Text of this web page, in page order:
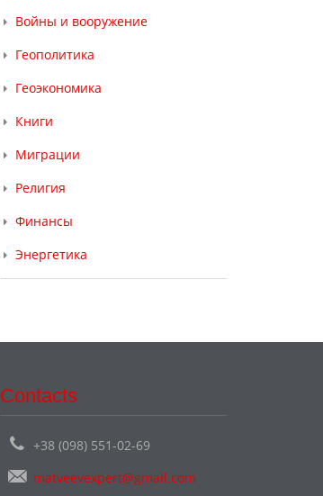
Войны и вооружение
Геополитика
Геоэкономика
Книги
Миграции
Религия
Финансы
Энергетика
Contacts
+38 (098) 551-02-69
matveevexpert@gmail.com